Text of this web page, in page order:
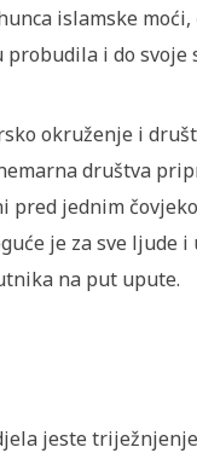
islamske moći,
i do
okruženje i
društva
jednim
je za sve ljude
na put upute.
jeste